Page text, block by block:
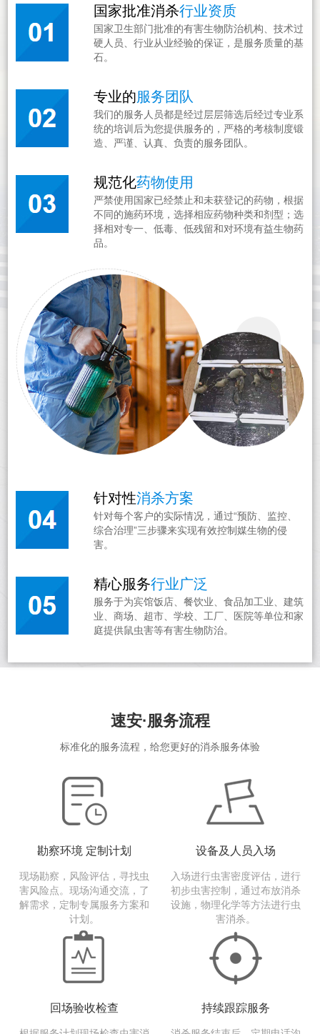
国家批准消杀行业资质
国家卫生部门批准的有害生物防治机构、技术过
硬人员、行业从业经验的保证，是服务质量的基
石。
专业的服务团队
我们的服务人员都是经过层层筛选后经过专业系
统的培训后为您提供服务的，严格的考核制度锻
造、严谨、认真、负责的服务团队。
规范化药物使用
严禁使用国家已经禁止和未获登记的药物，根据
不同的施药环境，选择相应药物种类和剂型；选
择相对专一、低毒、低残留和对环境有益生物药
品。
针对性消杀方案
针对每个客户的实际情况，通过“预防、监控、
综合治理”三步骤来实现有效控制媒生物的侵
害。
精心服务行业广泛
服务于为宾馆饭店、餐饮业、食品加工业、建筑
业、商场、超市、学校、工厂、医院等单位和家
庭提供鼠虫害等有害生物防治。
速安·服务流程
标准化的服务流程，给您更好的消杀服务体验
勘察环境 定制计划
现场勘察，风险评估，寻找虫
害风险点。现场沟通交流，了
解需求，定制专属服务方案和
计划。
设备及人员入场
入场进行虫害密度评估，进行
初步虫害控制，通过布放消杀
设施，物理化学等方法进行虫
害消杀。
回场验收检查 持续跟踪服务